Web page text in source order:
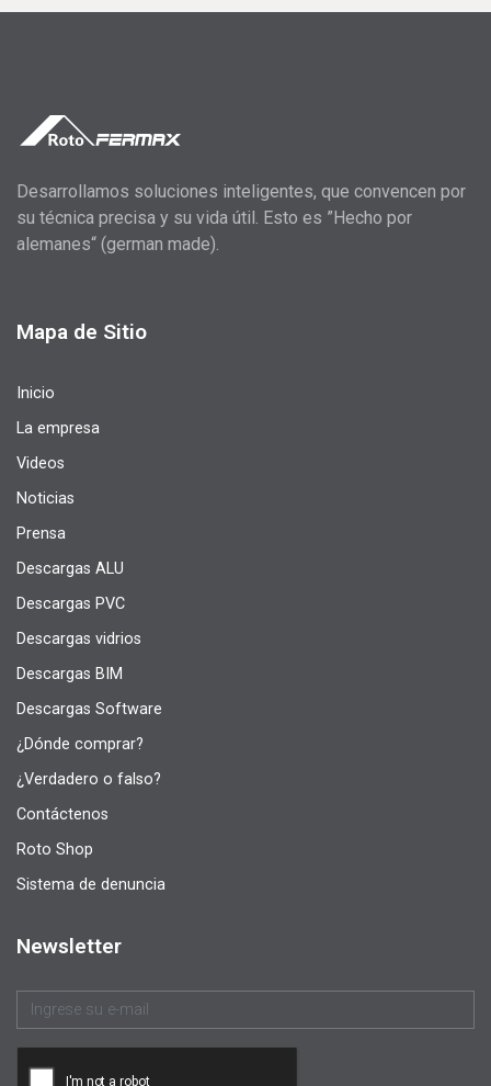
Desarrollamos soluciones inteligentes, que convencen por
su técnica precisa y su vida útil. Esto es ”Hecho por
alemanes“ (german made).
Mapa de Sitio
Inicio
La empresa
Videos
Noticias
Prensa
Descargas ALU
Descargas PVC
Descargas vidrios
Descargas BIM
Descargas Software
¿Dónde comprar?
¿Verdadero o falso?
Contáctenos
Roto Shop
Sistema de denuncia
Newsletter